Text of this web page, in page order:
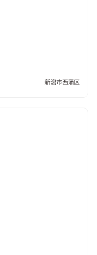
新潟市西蒲区